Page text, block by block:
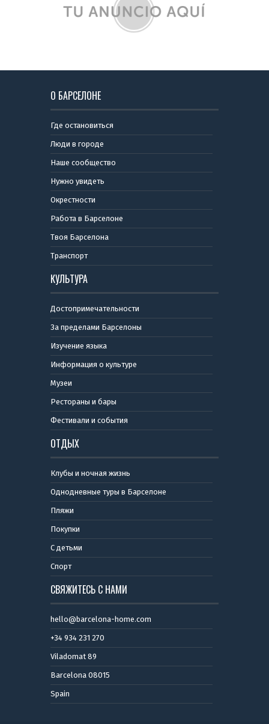
О БАРСЕЛОНЕ
Где остановиться
Люди в городе
Наше сообщество
Нужно увидеть
Окрестности
Работа в Барселоне
Твоя Барселона
Транспорт
КУЛЬТУРА
Достопримечательности
За пределами Барселоны
Изучение языка
Информация о культуре
Музеи
Рестораны и бары
Фестивали и события
ОТДЫХ
Клубы и ночная жизнь
Однодневные туры в Барселоне
Пляжи
Покупки
С детьми
Спорт
СВЯЖИТЕСЬ С НАМИ
hello@barcelona-home.com
+34 934 231 270
Viladomat 89
Barcelona 08015
Spain